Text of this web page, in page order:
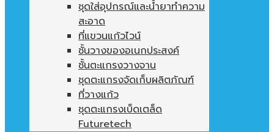
ชุดใส่อุปกรณ์และน้ำยาทำความ
สะอาด
ที่แขวนแก้วไวน์
ชั้นวางของอเนกประสงค์
ชั้นตะแกรงวางจาน
ชุดตะแกรงจัดเก็บผลิตภัณฑ์
ที่วางแก้ว
ชุดตะแกรงเบ็ดเตล็ด
Futuretech